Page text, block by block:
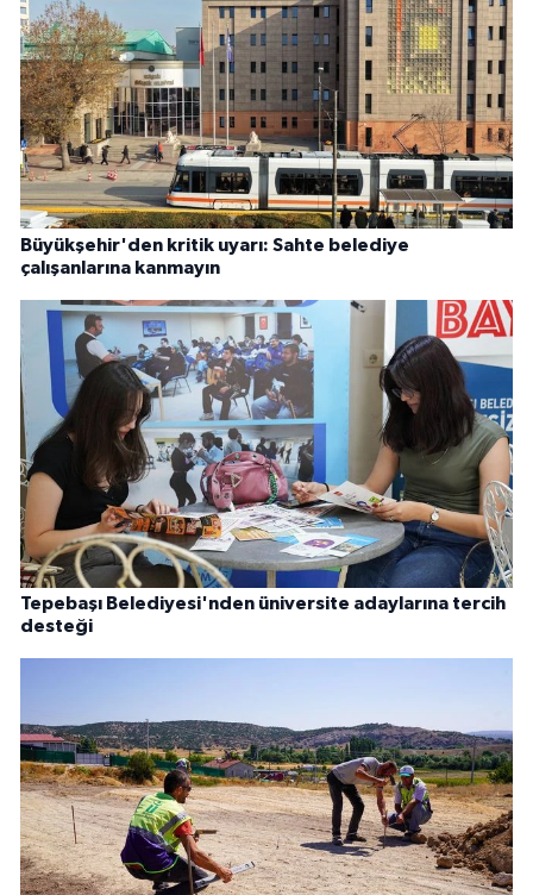
Büyükşehir'den kritik uyarı: Sahte belediye
çalışanlarına kanmayın
Tepebaşı Belediyesi'nden üniversite adaylarına tercih
desteği